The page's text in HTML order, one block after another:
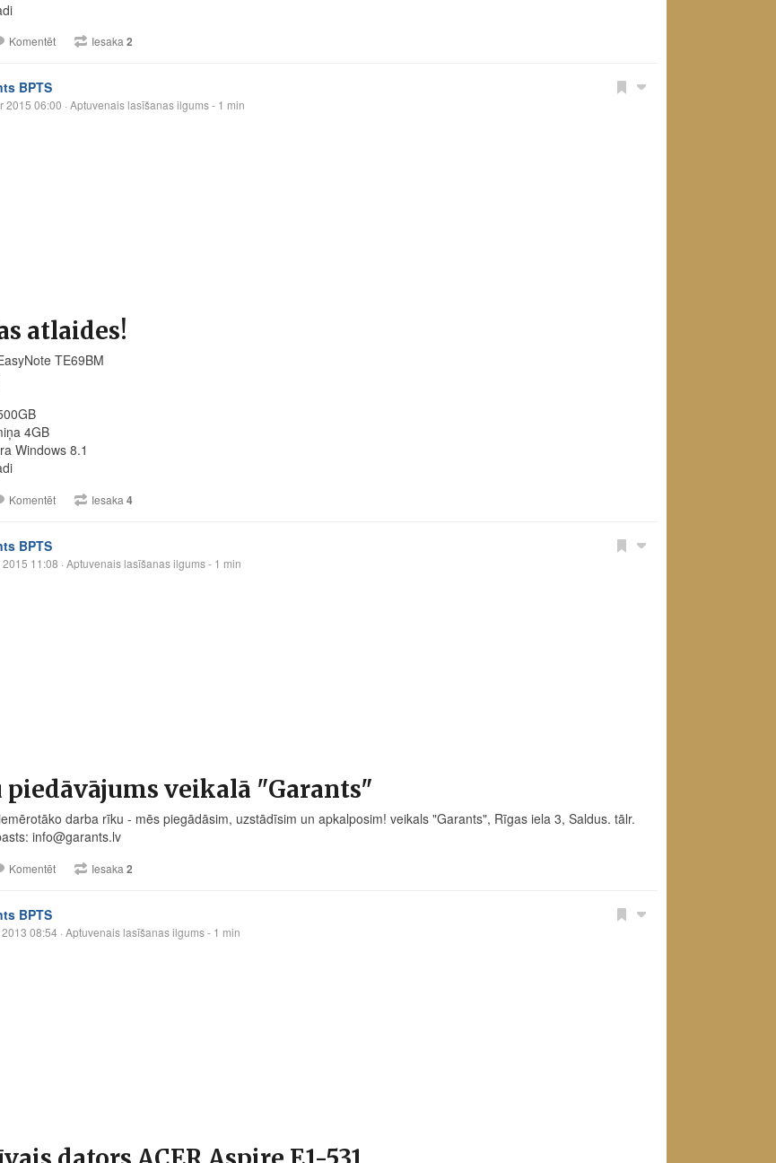
Komentēt Iesaka2
BPTS
2015 06:00 · Aptuvenais lasīšanas ilgums - 1 min
atlaides!
TE69BM
4GB
Windows 8.1
Komentēt Iesaka 4
BPTS
11:08 · Aptuvenais lasīšanas ilgums - 1 min
piedāvājums veikalā "Garants"
darba rīku - mēs piegādāsim, uzstādīsim un apkalposim! veikals "Garants", Rīgas iela 3, Saldus. tālr.
info@garants.lv
Komentēt Iesaka 2
BPTS
2013 08:54 · Aptuvenais lasīšanas ilgums - 1 min